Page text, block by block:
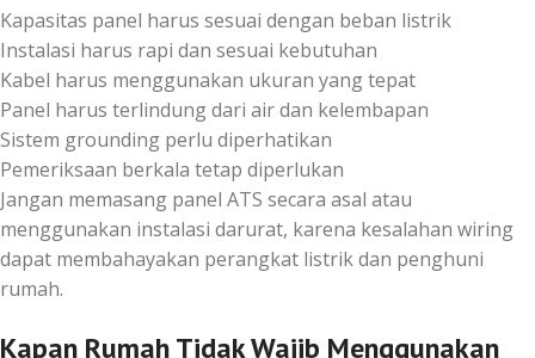
Kapasitas panel harus sesuai dengan beban listrik
Instalasi harus rapi dan sesuai kebutuhan
Kabel harus menggunakan ukuran yang tepat
Panel harus terlindung dari air dan kelembapan
Sistem grounding perlu diperhatikan
Pemeriksaan berkala tetap diperlukan
Jangan memasang panel ATS secara asal atau
menggunakan instalasi darurat, karena kesalahan wiring
dapat membahayakan perangkat listrik dan penghuni
rumah.
Kapan Rumah Tidak Wajib Menggunakan